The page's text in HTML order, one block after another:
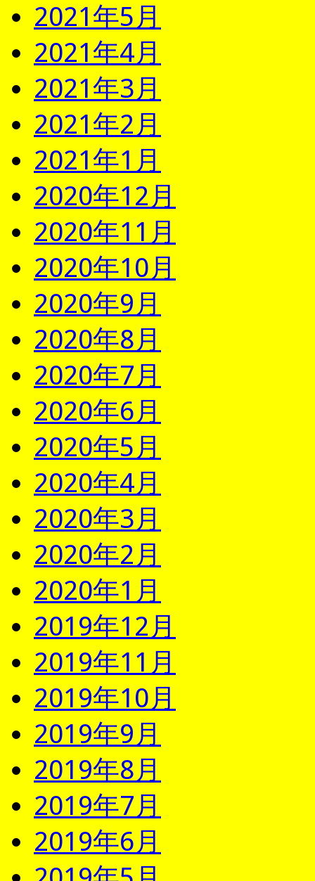
2021年5月
2021年4月
2021年3月
2021年2月
2021年1月
2020年12月
2020年11月
2020年10月
2020年9月
2020年8月
2020年7月
2020年6月
2020年5月
2020年4月
2020年3月
2020年2月
2020年1月
2019年12月
2019年11月
2019年10月
2019年9月
2019年8月
2019年7月
2019年6月